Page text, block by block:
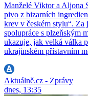
Manželé Viktor a Aljona
pivo z bizarních
krev v českém stylu“.
spolupráce s plzeňským
ukazuje, jak velká válka
ukrajinském přístavním
Aktuálně.cz - Zprávy
dnes, 13:35